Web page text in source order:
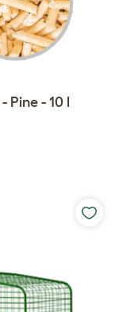
- 10 l